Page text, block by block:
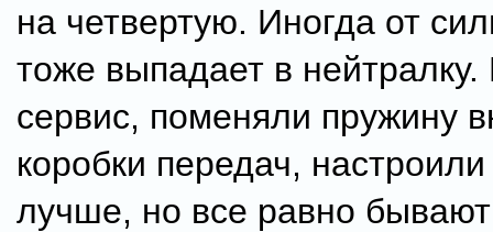
на четвертую. Иногда от
тоже выпадает в нейтралку.
сервис, поменяли пружину
коробки передач,
лучше, но все равно